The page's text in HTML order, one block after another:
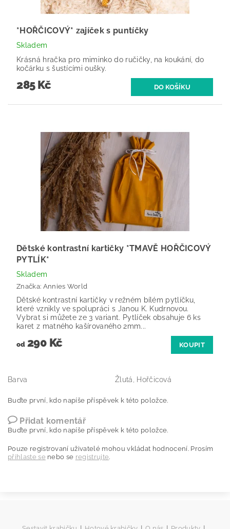
*HOŘČICOVÝ* zajíček s puntíčky
Skladem
Krásná hračka pro miminko do ručičky, na koukání, do
kočárku s šustícími oušky.
285 Kč
Dětské kontrastní kartičky *TMAVĚ HOŘČICOVÝ
PYTLÍK*
Skladem
Značka: Annies World
Dětské kontrastní kartičky v režném bílém pytlíčku,
které vznikly ve spolupráci s Janou K. Kudrnovou.
Vybrat si můžete ze 3 variant. Pytlíček obsahuje 6 ks
karet z matného kašírovaného 2mm...
od290 Kč KOUPIT
Barva Žlutá, Hořčicová
Buďte první, kdo napíše příspěvek k této položce.
Přidat komentář
Buďte první, kdo napíše příspěvek k této položce.
Pouze registrovaní uživatelé mohou vkládat hodnocení. Prosím
přihlaste se nebo se registrujte.